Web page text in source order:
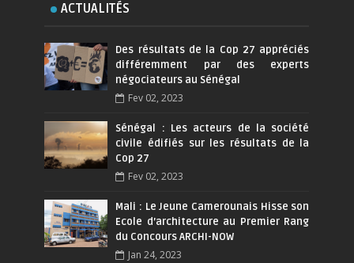
ACTUALITÉS
Des résultats de la Cop 27 appréciés
différemment par des experts
négociateurs au Sénégal
Fev 02, 2023
Sénégal : Les acteurs de la société
civile édifiés sur les résultats de la
Cop 27
Fev 02, 2023
Mali : Le Jeune Camerounais Hisse son
Ecole d’architecture au Premier Rang
du Concours ARCHI-NOW
Jan 24, 2023